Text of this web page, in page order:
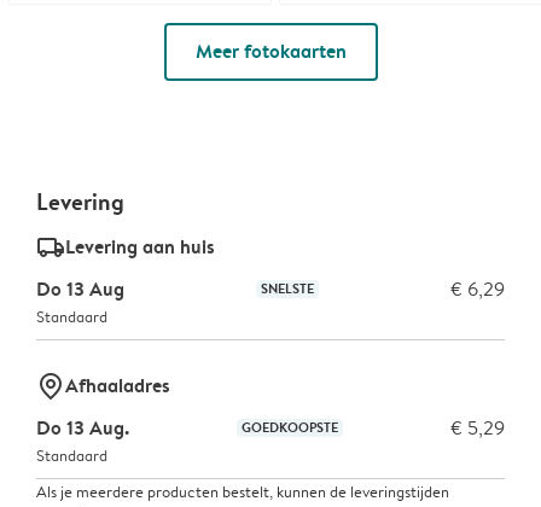
Meer fotokaarten
Levering
delivery_standard_v2Levering aan huis
Do 13 Aug
SNELSTE € 6,29
Standaard
marker-pinAfhaaladres
Do 13 Aug.
GOEDKOOPSTE € 5,29
Standaard
Als je meerdere producten bestelt, kunnen de leveringstijden